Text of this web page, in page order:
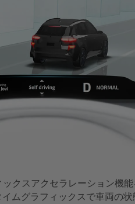
クスアクセラレーション機能
ムグラフィックスで車両の状